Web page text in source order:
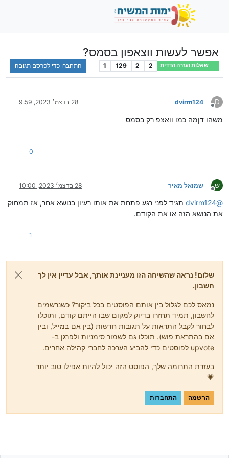
אפשר לעשות ווצאפון בסמס?
שאלות ועזרה הדדית 2
2
129
1 התחברו כדי לפרסם תגובה
D
מנותק
dvirm124 28 בדצמ׳ 2023, 9:59
משהו דןמה כמו וואצפ רק בסמס
0
ש
מנותק
שמואל מאיר 28 בדצמ׳ 2023, 10:00
@
dvirm124 תגיד לפני רגע פתחת את אותו רעיון בנושא אחר, אז תמחוק
את הנושא הזה או את הקודם.
1
שלום! נראה שהשיחה הזו מעניינת אותך, אבל עדיין אין לך
חשבון.
נמאס לכם לגלול בין אותם הפוסטים בכל ביקור? כשנרשמים
לחשבון, תמיד תחזרו בדיוק למקום שבו הייתם קודם, ותוכלו
לבחור לקבל התראות על תגובות חדשות (בין אם במייל, ובין
אם בהתראת פוש). תוכלו גם לשמור סימניות ולפרגן ב-
upvote לפוסטים כדי להביע הערכה לחברי קהילה אחרים.
בעזרת התרומה שלך, הפוסט הזה יכול להיות אפילו טוב יותר
💗
הרשמה התחברות